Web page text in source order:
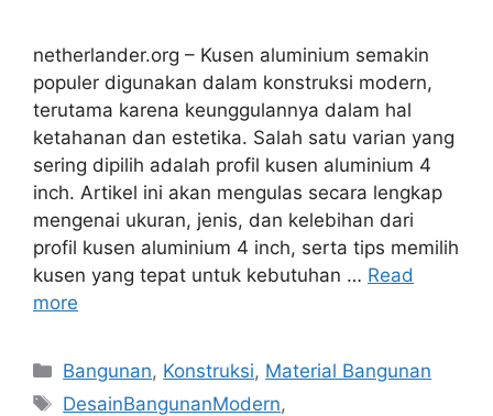
netherlander.org – Kusen aluminium semakin
populer digunakan dalam konstruksi modern,
terutama karena keunggulannya dalam hal
ketahanan dan estetika. Salah satu varian yang
sering dipilih adalah profil kusen aluminium 4
inch. Artikel ini akan mengulas secara lengkap
mengenai ukuran, jenis, dan kelebihan dari
profil kusen aluminium 4 inch, serta tips memilih
kusen yang tepat untuk kebutuhan … Read
more
Categories
Bangunan, Konstruksi, Material Bangunan
Tags
DesainBangunanModern,